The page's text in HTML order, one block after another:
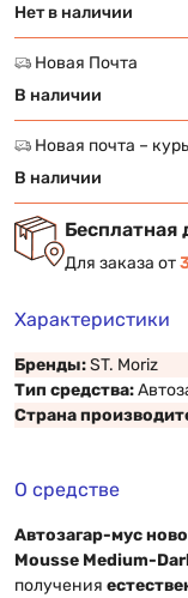
Нет в наличии
Новая Почта
В наличии
Новая почта –
В наличии
Бесплатная
Для заказа от
Характеристики
Бренды:ST. Moriz
Тип средства:
Страна
О средстве
Автозагар-мус
Mousse Medium-
получения